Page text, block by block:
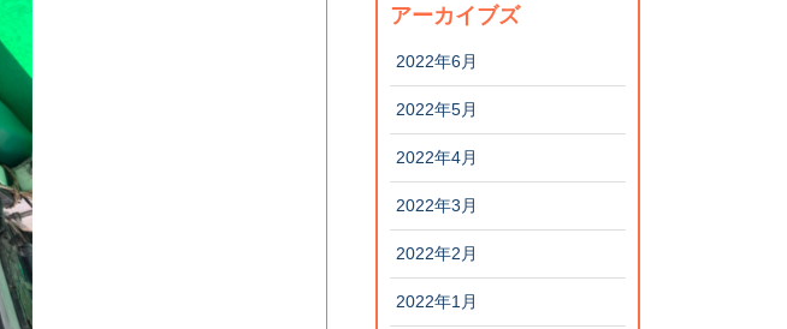
アーカイブズ
2022年6月
2022年5月
2022年4月
2022年3月
2022年2月
2022年1月